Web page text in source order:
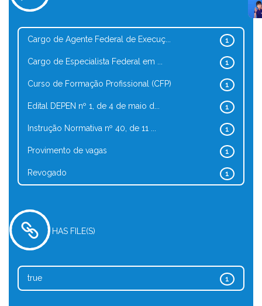
1
Cargo de Agente Federal de Execuç...
1
Cargo de Especialista Federal em ...
1
Curso de Formação Profissional (CFP)
1
Edital DEPEN nº 1, de 4 de maio d...
1
Instrução Normativa nº 40, de 11 ...
1
Provimento de vagas
1
Revogado
HAS FILE(S)
1
true